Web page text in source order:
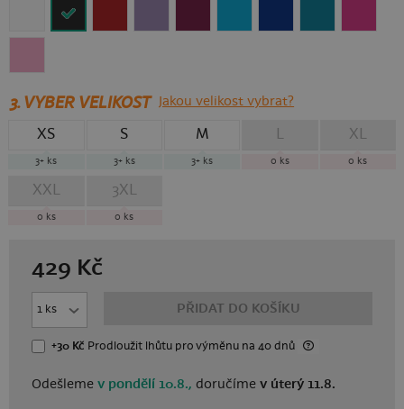
3.VYBER VELIKOST Jakou velikost vybrat?
XS
3+ ks
S
3+ ks
M
3+ ks
L
0 ks
XL
0 ks
XXL
0 ks
3XL
0 ks
429 Kč
PŘIDAT DO KOŠÍKU
+30 Kč Prodloužit lhůtupro výměnu na 40 dnů
Odešlemev pondělí 10.8., doručímev úterý 11.8.